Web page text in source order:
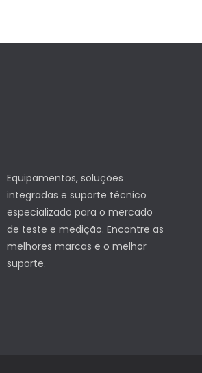
Equipamentos, soluções
integradas e suporte técnico
especializado para o mercado
de teste e medição. Encontre as
melhores marcas e o melhor
suporte.